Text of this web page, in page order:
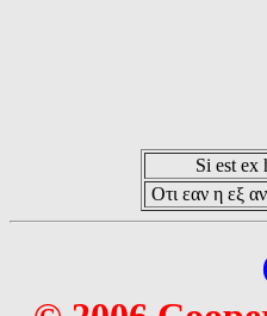
Si est ex
Οτι εαν η εξ